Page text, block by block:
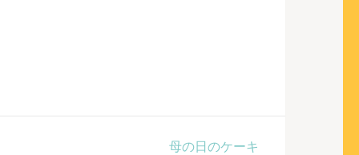
母の日のケーキ